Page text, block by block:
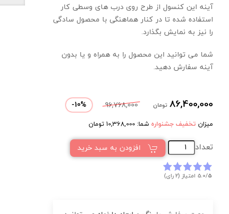
آینه این کنسول از طرح روی درب های وسطی کار
استفاده شده تا در کنار هماهنگی با محصول سادگی
را نیز به نمایش بگذارد.
شما می توانید این محصول را به همراه و یا بدون
آینه سفارش دهید.
86,400,000 تومان 96,768,000
10%
-
میزان تخفیف جشنواره شما: 10,368,000 تومان
تعداد افزودن به سبد خرید
5.0/5 امتیاز (2 رای)